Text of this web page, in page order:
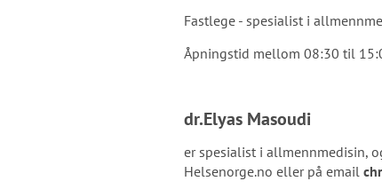
Fastlege - spesialist i
Åpningstid mellom 08:30 til
dr.Elyas Masoudi
er spesialist i allmennmedisin,
Helsenorge.no eller på email